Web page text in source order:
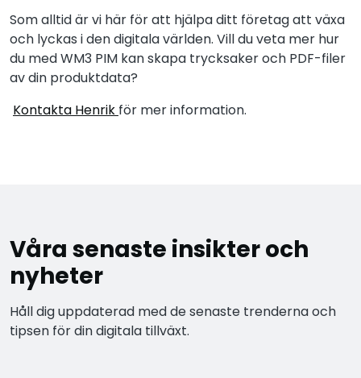
Som alltid är vi här för att hjälpa ditt företag att växa
och lyckas i den digitala världen. Vill du veta mer hur
du med WM3 PIM kan skapa trycksaker och PDF-filer
av din produktdata?
Kontakta Henrik för mer information.
Våra senaste insikter och
nyheter
Håll dig uppdaterad med de senaste trenderna och
tipsen för din digitala tillväxt.